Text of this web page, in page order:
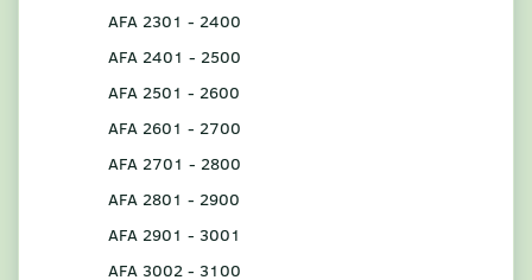
AFA 2301 - 2400
AFA 2401 - 2500
AFA 2501 - 2600
AFA 2601 - 2700
AFA 2701 - 2800
AFA 2801 - 2900
AFA 2901 - 3001
AFA 3002 - 3100